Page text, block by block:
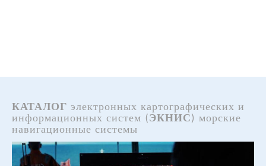
КАТАЛОГ электронных картографических и
информационных систем (ЭКНИС) морские
навигационные системы